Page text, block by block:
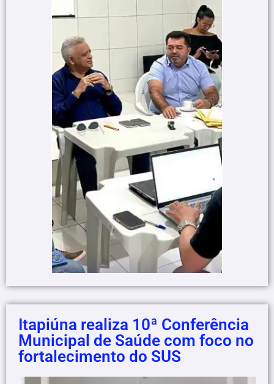
Itapiúna realiza 10ª Conferência
Municipal de Saúde com foco no
fortalecimento do SUS